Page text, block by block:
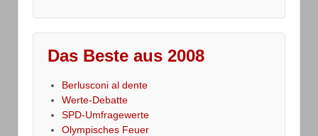
Das Beste aus 2008
Berlusconi al dente
Werte-Debatte
SPD-Umfragewerte
Olympisches Feuer